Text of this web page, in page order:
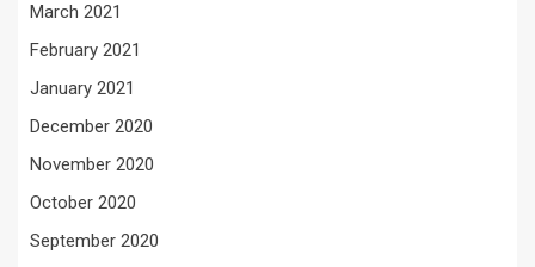
March 2021
February 2021
January 2021
December 2020
November 2020
October 2020
September 2020